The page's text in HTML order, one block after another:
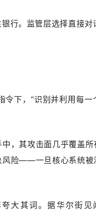
行。监管层选择直接
下，“识别并利用每一
，其攻击面几乎覆盖
险——一旦核心系统被
大其词。据华尔街见